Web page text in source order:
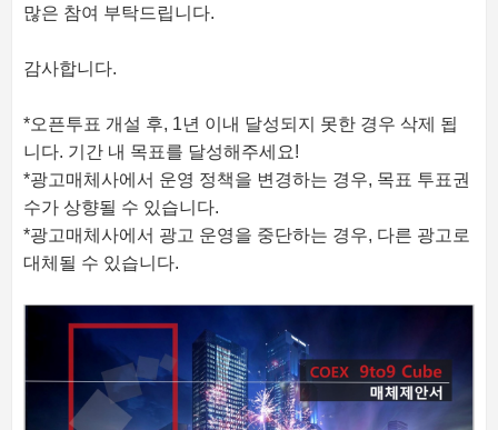
많은 참여 부탁드립니다.
감사합니다.
*오픈투표 개설 후, 1년 이내 달성되지 못한 경우 삭제 됩
니다. 기간 내 목표를 달성해주세요!
*광고매체사에서 운영 정책을 변경하는 경우, 목표 투표권
수가 상향될 수 있습니다.
*광고매체사에서 광고 운영을 중단하는 경우, 다른 광고로
대체될 수 있습니다.